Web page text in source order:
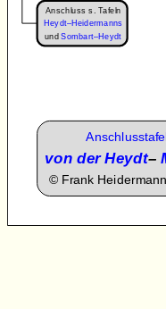
Anschluss s. Tafeln
Heydt–Heidermanns
undSombart–Heydt
Anschlusstafel
von der Heydt–
© Frank